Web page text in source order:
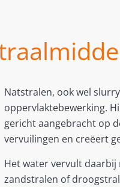
Natstralen, ook wel
oppervlaktebewerking.
gericht aangebracht op
vervuilingen en creëert
Het water vervult
zandstralen of